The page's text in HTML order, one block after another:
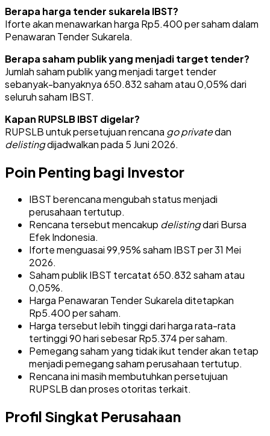
Berapa harga tender sukarela IBST?
Iforte akan menawarkan harga Rp5.400 per saham dalam
Penawaran Tender Sukarela.
Berapa saham publik yang menjadi target tender?
Jumlah saham publik yang menjadi target tender
sebanyak-banyaknya 650.832 saham atau 0,05% dari
seluruh saham IBST.
Kapan RUPSLB IBST digelar?
RUPSLB untuk persetujuan rencana go privatedan
delistingdijadwalkan pada 5 Juni 2026.
Poin Penting bagi Investor
IBST berencana mengubah status menjadi
perusahaan tertutup.
Rencana tersebut mencakup delistingdari Bursa
Efek Indonesia.
Iforte menguasai 99,95% saham IBST per 31 Mei
2026.
Saham publik IBST tercatat 650.832 saham atau
0,05%.
Harga Penawaran Tender Sukarela ditetapkan
Rp5.400 per saham.
Harga tersebut lebih tinggi dari harga rata-rata
tertinggi 90 hari sebesar Rp5.374 per saham.
Pemegang saham yang tidak ikut tender akan tetap
menjadi pemegang saham perusahaan tertutup.
Rencana ini masih membutuhkan persetujuan
RUPSLB dan proses otoritas terkait.
Profil Singkat Perusahaan